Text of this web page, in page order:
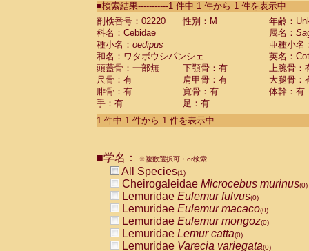
CebidaeSaguinus labiatus(0)
Cebidae Saguinus leucopus (0)
Cebidae
Cebidae
CebidaeSaguinus nigricollis (0)
Cebidae Saguinus oedipus
Cebidae Saguinus weddelli
Cebidae Saguinusspp.
Cebidae Aotus trivirgatus
Cebidae Cebus albifrons
CebidaeCebus nigrivittatus
CebidaeCebus
CebidaeSaimiri boliviensis(0)
CebidaeSaimiri sciureus(0)
AtelidaeAlouatta caraya(0)
AtelidaeAlouatta fusca(0)
AtelidaeAlouatta seniculus
AtelidaeAlouattaspp.(0)
■検索結果-----------1 件中 1 件から 1 件を表示中
剖検番号：02220
性別：M
年齢：
科名：Cebidae
属名：
種小名： oedipus
亜種小名
和名：ワタボウシパンシェ
英名：
頭蓋骨：一部無
下顎骨：有
上腕骨：
尺骨：有
肩甲骨：有
大腿骨：
腓骨：有
寛骨：有
体幹：有
手：有
足：有
1 件中 1 件から 1 件を表示中
■学名： ※複数選択可・or検索
All Species(1)
Cheirogaleidae Microcebus murinus(0)
Lemuridae Eulemur fulvus(0)
Lemuridae Eulemur macaco(0)
Lemuridae Eulemur mongoz(0)
Lemuridae Lemur catta(0)
Lemuridae Varecia variegata(0)